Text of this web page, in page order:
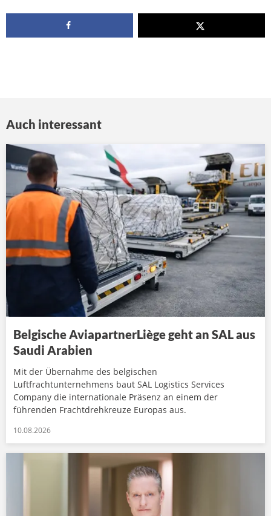
Auch interessant
Belgische AviapartnerLiège geht an SAL aus
Saudi Arabien
Mit der Übernahme des belgischen
Luftfrachtunternehmens baut SAL Logistics Services
Company die internationale Präsenz an einem der
führenden Frachtdrehkreuze Europas aus.
10.08.2026